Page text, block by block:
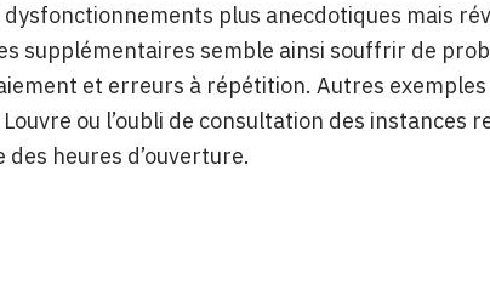
plus anecdotiques mais
supplémentaires semble ainsi souffrir de
et erreurs à répétition. Autres
ou l’oubli de consultation des instances
heures d’ouverture.